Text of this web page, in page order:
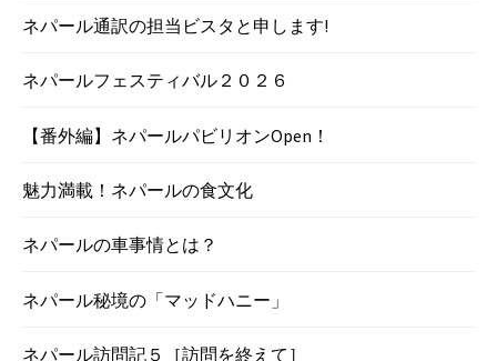
ネパール通訳の担当ビスタと申します!
ネパールフェスティバル２０２６
【番外編】ネパールパビリオンOpen！
魅力満載！ネパールの食文化
ネパールの車事情とは？
ネパール秘境の「マッドハニー」
ネパール訪問記５［訪問を終えて］